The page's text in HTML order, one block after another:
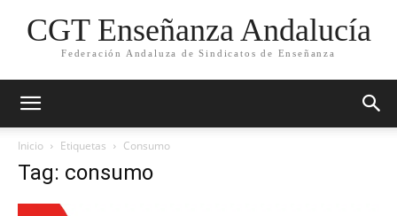
CGT Enseñanza Andalucía
Federación Andaluza de Sindicatos de Enseñanza
Inicio Etiquetas Consumo
Tag: consumo